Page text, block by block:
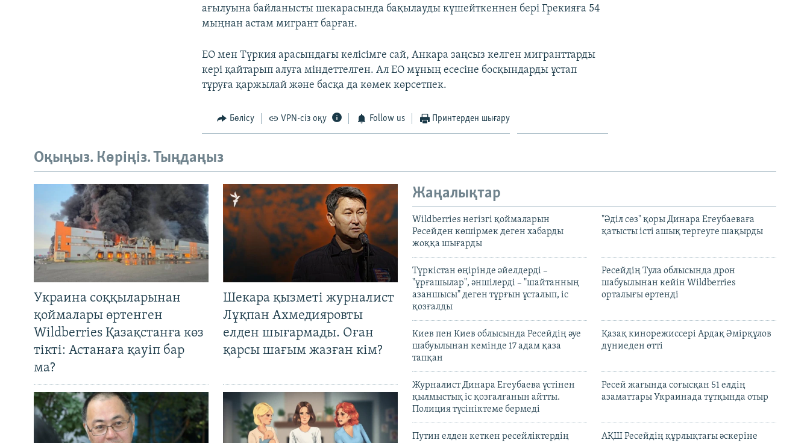
ағылуына байланысты шекарасында бақылауды күшейткеннен бері Грекияға 54
мыңнан астам мигрант барған.
ЕО мен Түркия арасындағы келісімге сай, Анкара заңсыз келген мигранттарды
кері қайтарып алуға міндеттелген. Ал ЕО мұның есесіне босқындарды ұстап
тұруға қаржылай және басқа да көмек көрсетпек.
Бөлісу VPN-сіз оқу Follow us Принтерден шығару
Оқыңыз. Көріңіз. Тыңдаңыз
Украина соққыларынан
қоймалары өртенген
Wildberries Қазақстанға көз
тікті: Астанаға қауіп бар
ма?
Шекара қызметі журналист
Лұқпан Ахмедияровты
елден шығармады. Оған
қарсы шағым жазған кім?
Жаңалықтар
Wildberries негізгі қоймаларын
Ресейден көшірмек деген хабарды
жоққа шығарды
"Әділ сөз" қоры Динара Егеубаеваға
қатысты істі ашық тергеуге шақырды
Түркістан өңірінде әйелдерді –
"ұрғашылар", әншілерді – "шайтанның
азаншысы" деген тұрғын ұсталып, іс
қозғалды
Ресейдің Тула облысында дрон
шабуылынан кейін Wildberries
орталығы өртенді
Киев пен Киев облысында Ресейдің әуе
шабуылынан кемінде 17 адам қаза
тапқан
Қазақ кинорежиссері Ардақ Әмірқұлов
дүниеден өтті
Журналист Динара Егеубаева үстінен
қылмыстық іс қозғалғанын айтты.
Полиция түсініктеме бермеді
Ресей жағында соғысқан 51 елдің
азаматтары Украинада тұтқында отыр
Путин елден кеткен ресейліктердің
АҚШ Ресейдің құрлықтағы әскеріне